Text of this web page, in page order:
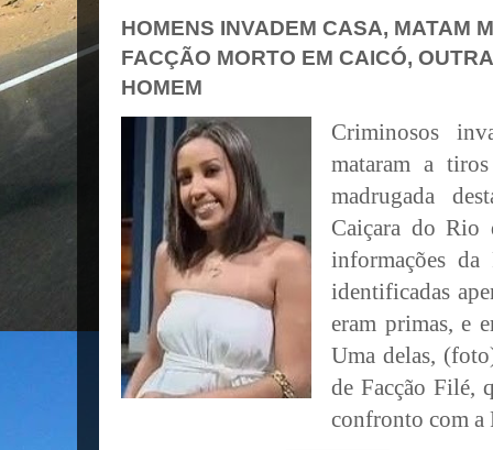
HOMENS INVADEM CASA, MATAM
FACÇÃO MORTO EM CAICÓ,
HOMEM
Criminosos
mataram a
madrugada
Caiçara do Rio
informações
identificadas
eram primas, e
Uma delas,
de Facção Filé,
confronto com a